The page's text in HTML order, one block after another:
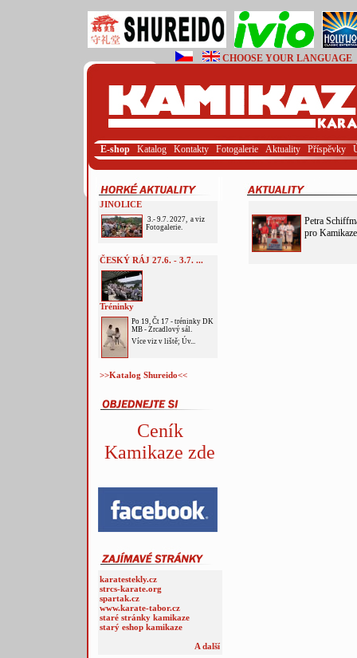
CHOOSE YOUR LANGUAGE
E-shop Katalog Kontakty Fotogalerie Aktuality Příspěvky
JINOLICE
3.- 9.7. 2027, a viz
Fotogalerie.
ČESKÝ RÁJ 27.6. - 3.7. ...
Tréninky
Po 19, Čt 17 - tréninky DK
MB - Zrcadlový sál.
Více viz v liště; Úv...
>>Katalog Shureido<<
Ceník
Kamikaze zde
karatestekly.cz
strcs-karate.org
spartak.cz
www.karate-tabor.cz
staré stránky kamikaze
starý eshop kamikaze
A další
Petra
pro